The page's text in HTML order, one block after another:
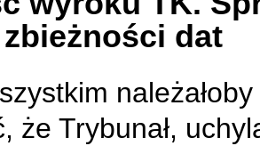
dat
należałoby
że Trybunał,